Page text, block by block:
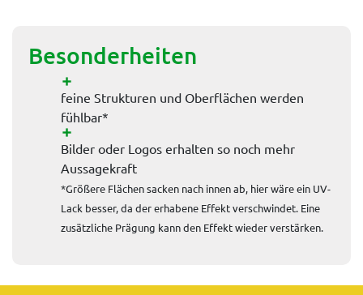
Besonderheiten
feine Strukturen und Oberflächen werden
fühlbar*
Bilder oder Logos erhalten so noch mehr
Aussagekraft
*Größere Flächen sacken nach innen ab, hier wäre ein UV-
Lack besser, da der erhabene Effekt verschwindet. Eine
zusätzliche Prägung kann den Effekt wieder verstärken.